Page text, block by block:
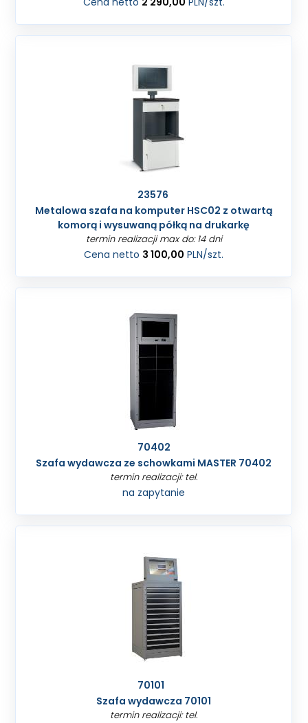
23576
Metalowa szafa na komputer HSC02 z otwartą
komorą i wysuwaną półką na drukarkę
termin realizacji max do: 14 dni
Cena netto 3 100,00 PLN/szt.
70402
Szafa wydawcza ze schowkami MASTER 70402
termin realizacji: tel.
na zapytanie
70101
Szafa wydawcza 70101
termin realizacji: tel.